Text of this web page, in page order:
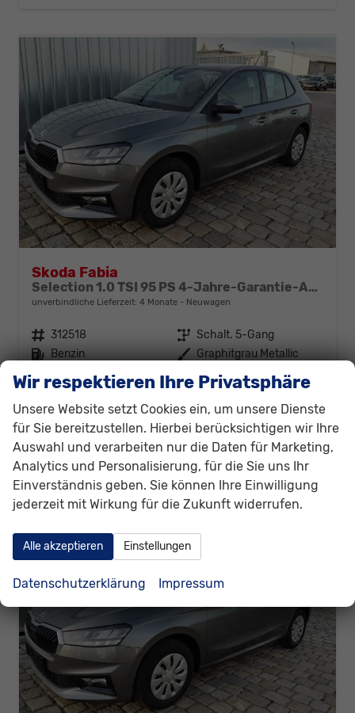
Skoda Fabia
Selection 1.0 TSI 95 PS 4-Jahre-Garantie-AppleCarPlay-AndroidAuto-LED-PDC-Sitzheizung-DAB-Klima
unverbindliche Lieferzeit: 4 Monate Neuwagen
Fahrzeugnr. 312518 Getriebe Schalt. 5-Gang
Kraftstoff Benzin Außenfarbe Graphitgrau Metallic
70 kW (95 PS) 10 km
19.940,– € Details
Verbrauch kombiniert:
5,00 l/100km
CO -Klasse: C
CO2-Emissionen:115,00 g/km
Wir respektieren Ihre Privatsphäre
Unsere Website setzt Cookies ein, um unsere Dienste
für Sie bereitzustellen. Hierbei berücksichtigen wir Ihre
Auswahl und verarbeiten nur die Daten für Marketing,
Analytics und Personalisierung, für die Sie uns Ihr
Einverständnis geben. Sie können Ihre Einwilligung
jederzeit mit Wirkung für die Zukunft widerrufen.
Alle akzeptieren Einstellungen
Datenschutzerklärung Impressum